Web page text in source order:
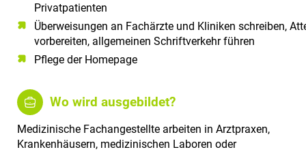
Privatpatienten
Überweisungen an Fachärzte und Kliniken schreiben,
vorbereiten, allgemeinen Schriftverkehr führen
Pflege der Homepage
Wo wird ausgebildet?
Medizinische Fachangestellte arbeiten in Arztpraxen,
Krankenhäusern, medizinischen Laboren oder